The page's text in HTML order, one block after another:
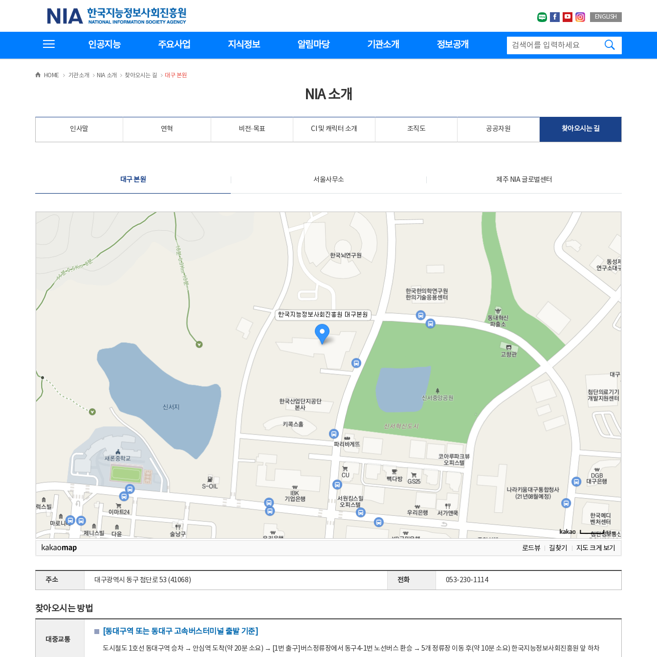
기
한국지능정보사회진흥원
네이버블로그
페이스북
유투브인스타그랩
ENGLISH
인공지능 주요사업 지식정보 알림마당 기관소개 정보공개
HOME >
기관소개 >NIA 소개 >
찾아오시는 길 >
대구 본원
NIA 소개
인사말 연혁 비전·목표 CI 및 캐릭터 소개 조직도 공공자원 찾아오시는 길
대구 본원 서울사무소 제주 NIA 글로벌센터
로드뷰 길찾기 지도 크게 보기
주소 대구광역시 동구 첨단로 53 (41068) 전화 053-230-1114
찾아오시는 방법
대중교통
[동대구역 또는 동대구 고속버스터미널 출발 기준]
도시철도 1호선 동대구역 승차 → 안심역 도착(약 20분 소요) → [1번 출구]버스정류장에서 동구4-1번 노선버스 환승 → 5개 정류장 이동 후(약 10분 소요) 한국지능정보사회진흥원 앞 하차